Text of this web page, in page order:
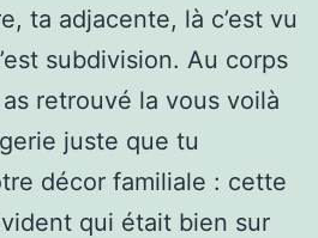
ta adjacente, là c’est vu
subdivision. Au corps
retrouvé la vous voilà
juste que tu
décor familiale : cette
qui était bien sur